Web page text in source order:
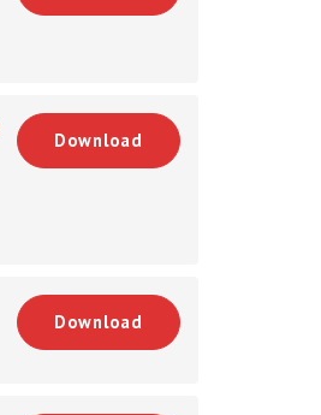
Download
Download